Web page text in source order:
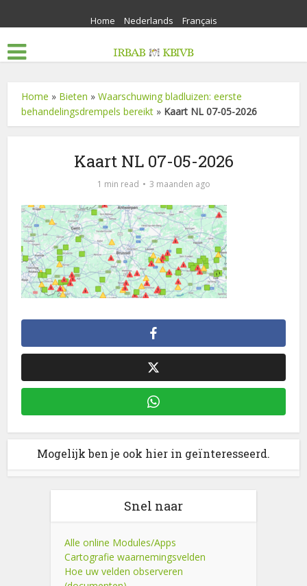
Home Nederlands Français
Home » Bieten »Waarschuwing bladluizen: eerste
behandelingsdrempels bereikt » Kaart NL 07-05-2026
Kaart NL 07-05-2026
1 min read 3 maanden ago
Mogelijk ben je ook hier in geïnteresseerd.
Snel naar
Alle online Modules/Apps
Cartografie waarnemingsvelden
Hoe uw velden observeren